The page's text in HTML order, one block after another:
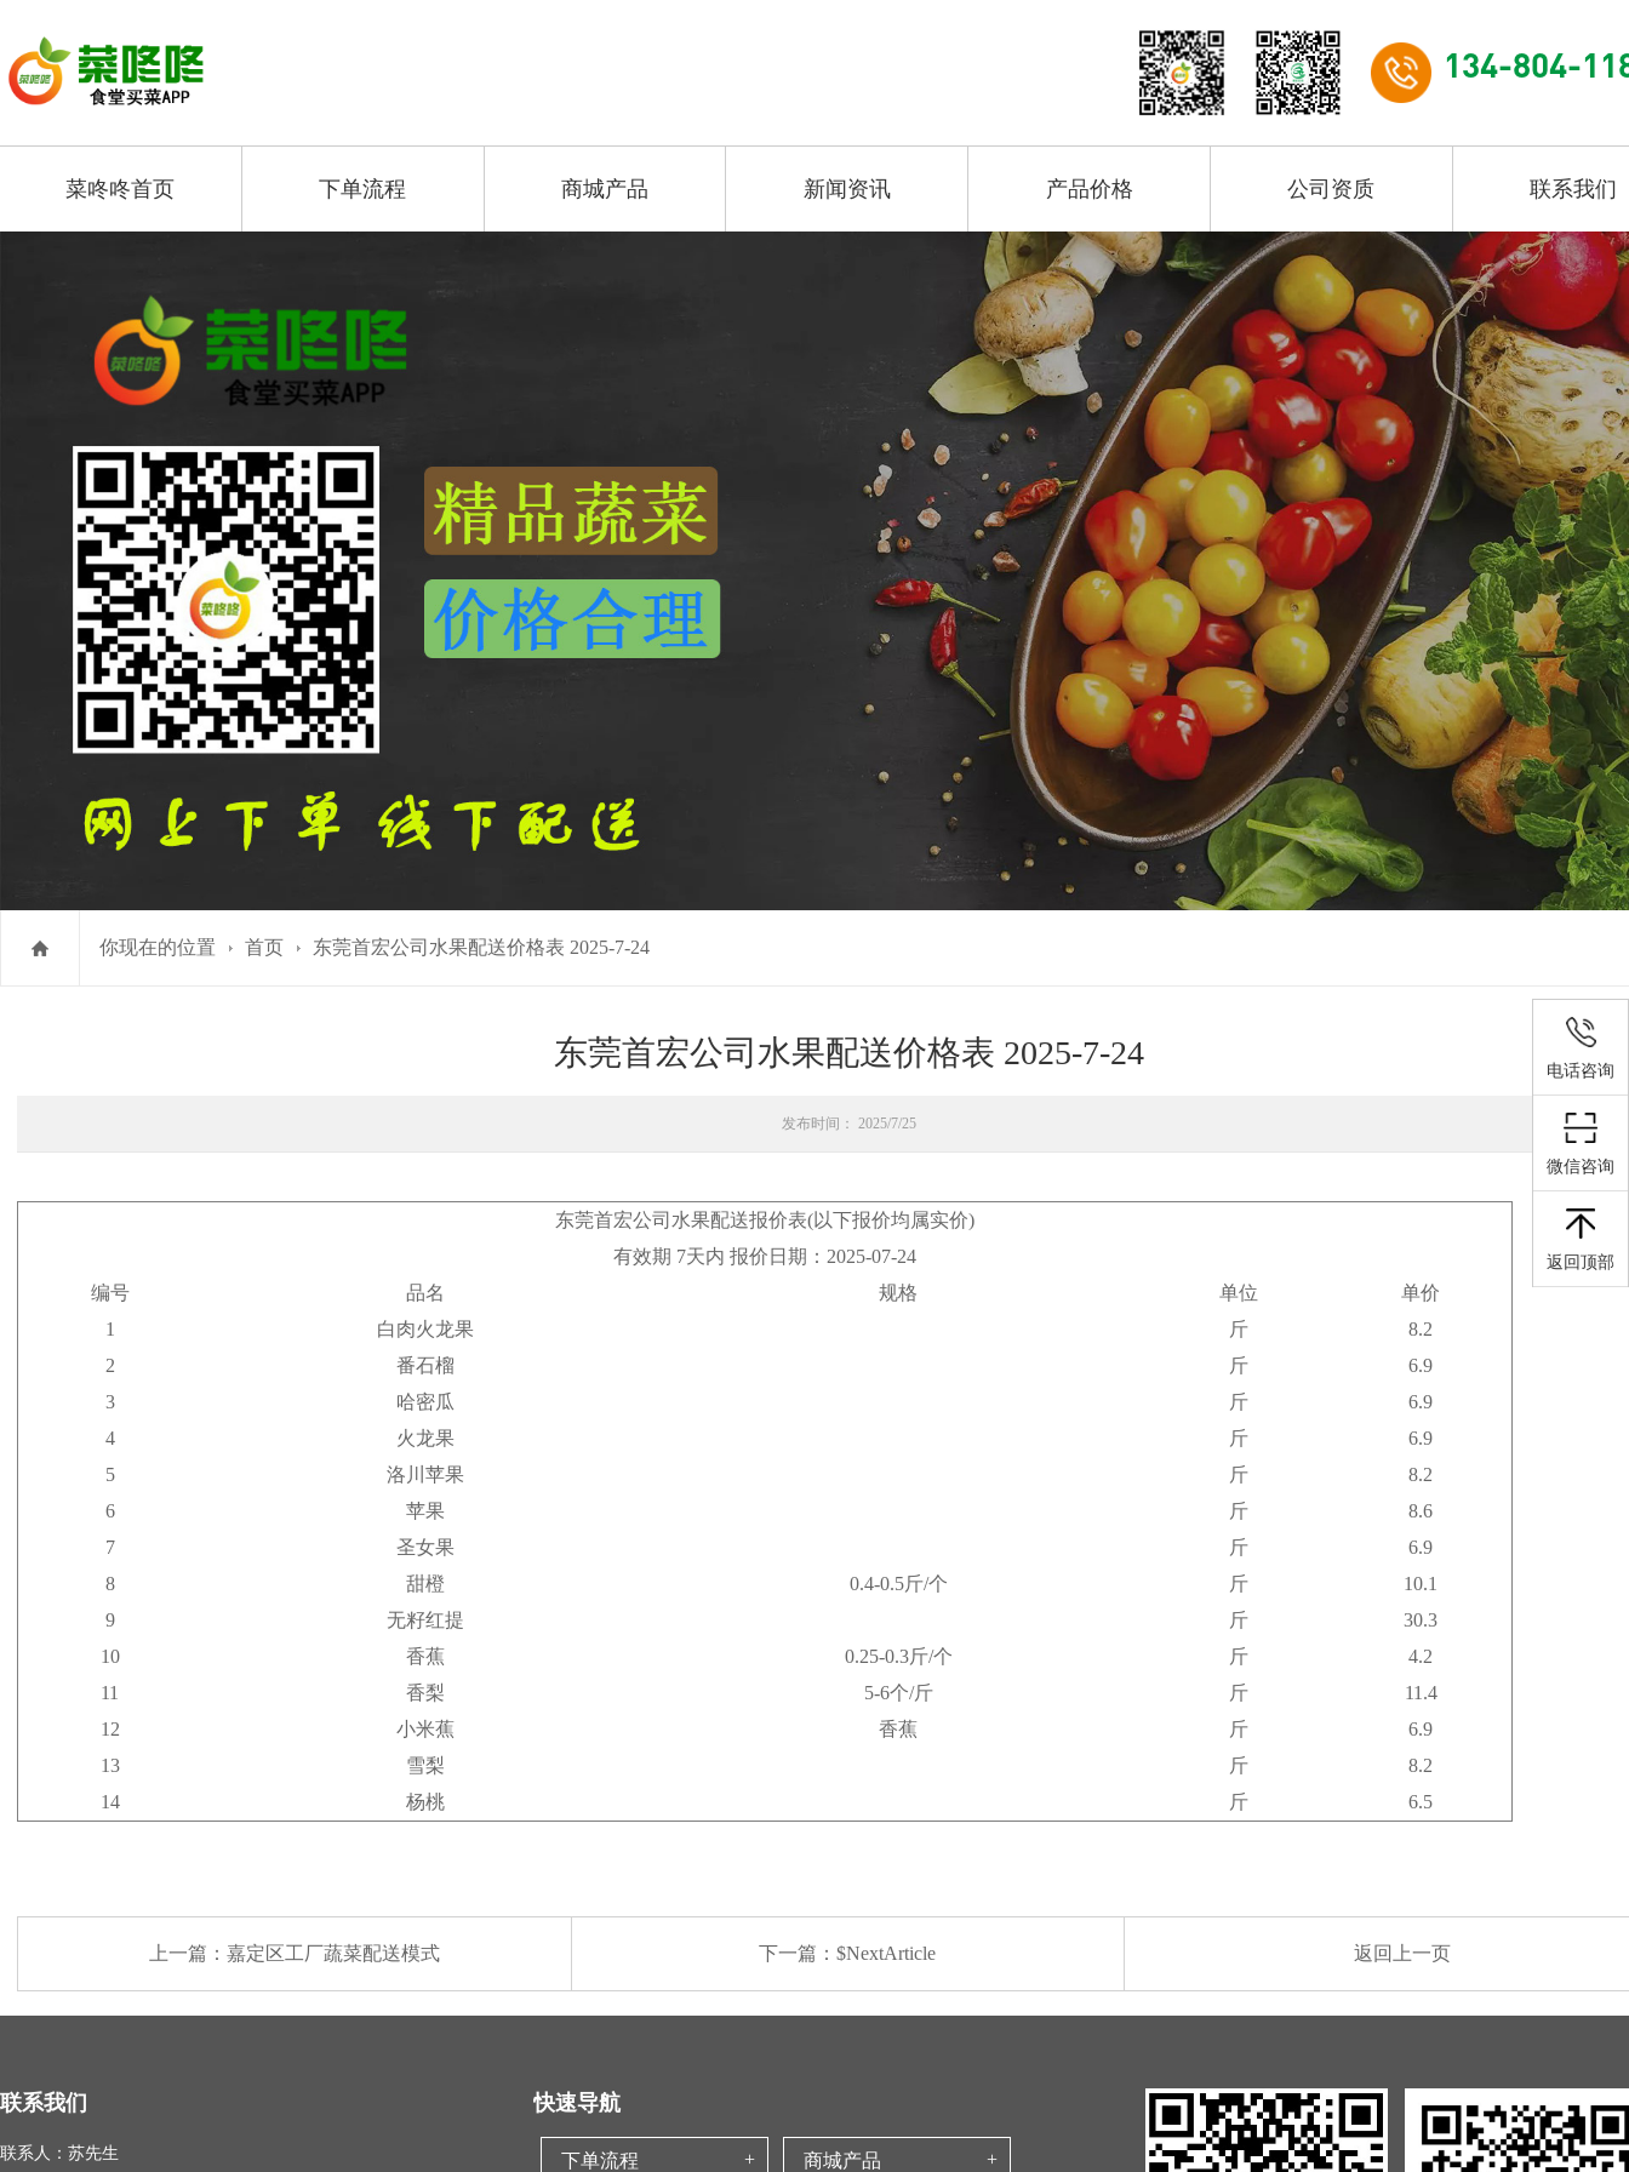
134-804-
菜咚咚首页 下单流程 商城产品 新闻资讯 产品价格 公司资质 联系我们
你现在的位置 首页 东莞首宏公司水果配送价格表 2025-7-24
东莞首宏公司水果配送价格表 2025-7-24
发布时间： 2025/7/25
东莞首宏公司水果配送报价表(以下报价均属实价)
有效期 7天内 报价日期：2025-07-24
编号
品名 规格 单位
单价
1
白肉火龙果 斤
8.2
2
番石榴 斤
6.9
3
哈密瓜 斤
6.9
4
火龙果 斤
6.9
5
洛川苹果 斤
8.2
6
苹果 斤
8.6
7
圣女果 斤
6.9
8
甜橙 0.4-0.5斤/个 斤
10.1
9
无籽红提 斤
30.3
10
香蕉 0.25-0.3斤/个 斤
4.2
11
香梨 5-6个/斤 斤
11.4
12
小米蕉 香蕉 斤
6.9
13
雪梨 斤
8.2
14
杨桃 斤 6.5
上一篇： 嘉定区工厂蔬菜配送模式 下一篇：$NextArticle 返回上一页
联系我们
联系人：苏先生
快速导航
下单流程 商城产品
电话咨询
微信咨询
返回顶部